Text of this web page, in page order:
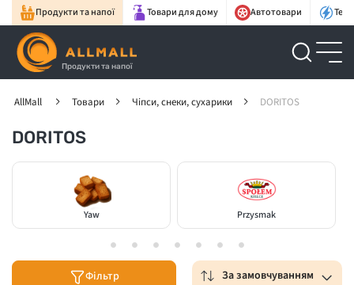
Продукти та напої Товари для дому Автотовари
Продукти та напої
AllMall Товари Чіпси, снеки, сухарики DORITOS
DORITOS
Yaw Przysmak
Фільтр За замовчуванням